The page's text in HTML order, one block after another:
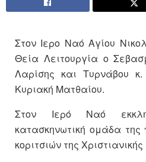
Στον Ιερο Ναό Αγίου
Θεία Λειτουργία ο
Λαρίσης και Τυρνάβου
Κυριακή Ματθαίου.
Στον Ιερό Ναό
κατασκηνωτική ομάδα
κοριτσιών της